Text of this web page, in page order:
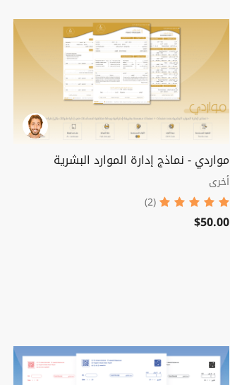
مواردي - نماذج إدارة الموارد البشرية
أخرى
(2)
$50.00